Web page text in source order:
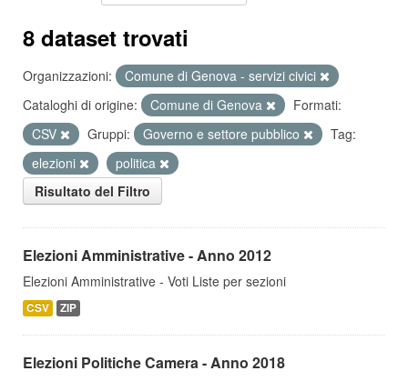
8 dataset trovati
Organizzazioni:
Comune di Genova - servizi civici
Cataloghi di origine:
Comune di Genova
Formati:
CSV
Gruppi: Governo e settore pubblico
Tag:
elezioni
politica
Risultato del Filtro
Elezioni Amministrative - Anno 2012
Elezioni Amministrative - Voti Liste per sezioni
CSV ZIP
Elezioni Politiche Camera - Anno 2018